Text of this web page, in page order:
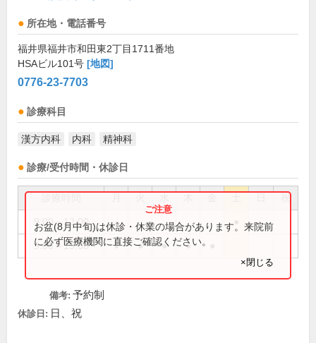
所在地・電話番号
福井県福井市和田東2丁目1711番地
HSAビル101号 [地図]
0776-23-7703
診療科目
漢方内科 内科 精神科
診療/受付時間・休診日
祝
9:00～12:00
9:00～19:00 ● ● ● ●
お盆(8月中旬)は休診・休業の場合があります。来院前
に必ず医療機関に直接ご確認ください。
×閉じる
備考: 予約制
休診日: 日、祝